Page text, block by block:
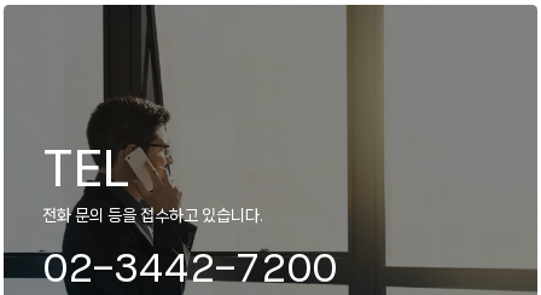
TEL
전화 문의 등을 접수하고 있습니다.
02-3442-7200